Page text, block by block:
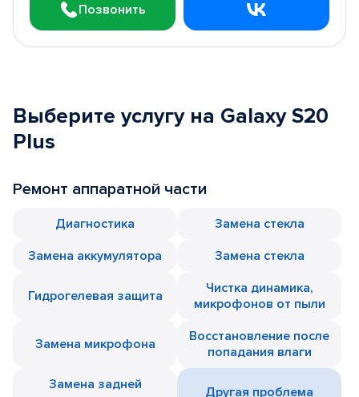
Позвонить
Выберите услугу на Galaxy S20
Plus
Ремонт аппаратной части
Диагностика
Замена стекла
Замена аккумулятора
Замена стекла
Гидрогелевая защита
Чистка динамика,
микрофонов от пыли
Замена микрофона
Восстановление после
попадания влаги
Замена задней
Другая проблема